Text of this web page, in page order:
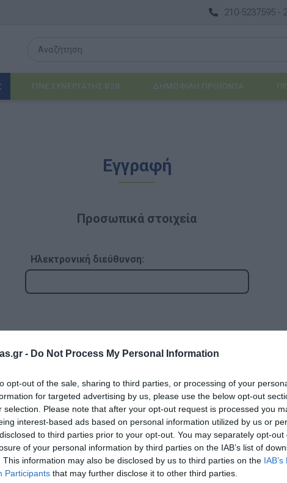
- Do Not Process My Personal Information
opt-out of the sale, sharing to third parties, or processing of your
for targeted advertising by us, please use the below opt-out
selection. Please note that after your opt-out request is processed you
interest-based ads based on personal information utilized by us or
to third parties prior to your opt-out. You may separately opt-out
of your personal information by third parties on the IAB’s list of
This information may also be disclosed by us to third parties on the
Participants that may further disclose it to other third parties.
210-5237595 -
Εργοθεραπεία
ΈΠΙΠΛΑ & ΕΞΟΠΛΙΣΜΌΣ
ΤΈΧΝΕΣ
Χειροτεχνία
Μουσική
Χορός & Θέατρο
ΠΑΙΔΑΓΩΓΙΚΌ ΥΛΙΚΌ ΓΙΑ ΕΝΉΛΙΚΕΣ
ΠΑΙΧΝΊΔΙΑ ΕΞΩΤΕΡΙΚΟΎ ΧΏΡΟΥ
ΓΙΝΕ ΣΥΝΕΡΓΑΤΗΣ B2B ΔΗΜΟΦΙΛΉ ΠΡΟΪΌΝΤΑ
Εγγραφή
Προσωπικά στοιχεία
Ηλεκτρονική διεύθυνση:
Επιλογές
Ενημερωτικό δελτίο:
Ο κωδικός πρόσβασης